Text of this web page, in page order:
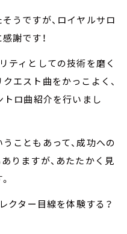
うですが、ロイヤルサロ
謝です！
ティとしての技術を磨く
エスト曲をかっこよく、
トロ曲紹介を行いまし
こともあって、成功への
りますが、あたたかく見
クター目線を体験する？